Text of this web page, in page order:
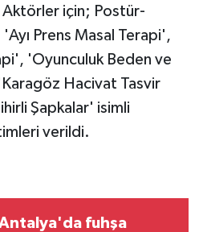
Aktörler için; Postür-
Prens Masal Terapi',
'Oyunculuk Beden ve
Hacivat Tasvir
Şapkalar' isimli
verildi.
fuhşa